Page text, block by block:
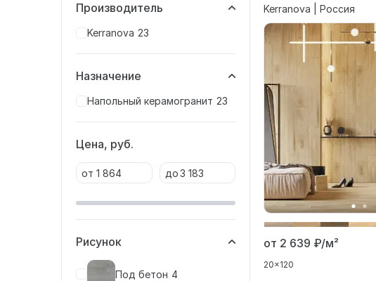
Производитель
Kerranova 23
Назначение
Напольный керамогранит 23
Цена, руб.
от до
Рисунок
Под бетон 4
Kerranova | Россия
от 2 639 ₽/м²
20x120